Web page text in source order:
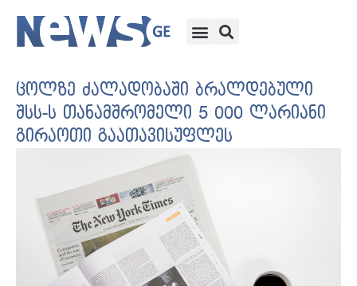
ცოლზე ძალადობაში ბრალდებული
შსს-ს თანამშრომელი 5 000 ლარიანი
გირაოთი გაათავისუფლეს